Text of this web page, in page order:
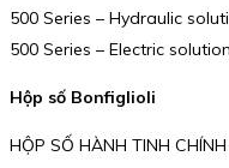
500 Series – Hydraulic
500 Series – Electric solution
Hộp số Bonfiglioli
HỘP SỐ HÀNH TINH